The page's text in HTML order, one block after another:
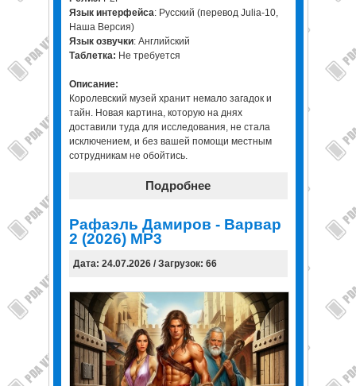
Язык интерфейса: Русский (перевод Julia-10,
Наша Версия)
Язык озвучки: Английский
Таблетка: Не требуется
Описание:
Королевский музей хранит немало загадок и
тайн. Новая картина, которую на днях
доставили туда для исследования, не стала
исключением, и без вашей помощи местным
сотрудникам не обойтись.
Подробнее
Рафаэль Дамиров - Варвар
2 (2026) МР3
Дата: 24.07.2026 / Загрузок: 66